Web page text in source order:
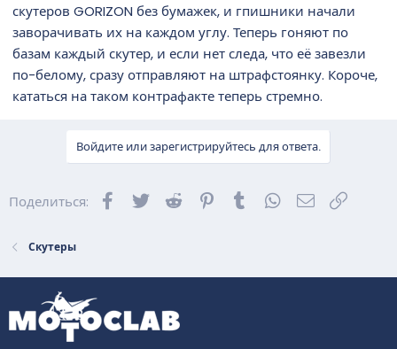
скутеров GORIZON без бумажек, и гпишники начали
заворачивать их на каждом углу. Теперь гоняют по
базам каждый скутер, и если нет следа, что её завезли
по-белому, сразу отправляют на штрафстоянку. Короче,
кататься на таком контрафакте теперь стремно.
Войдите или зарегистрируйтесь для ответа.
Поделиться: Facebook
Twitter Reddit Pinterest
Tumblr WhatsApp
Скутеры